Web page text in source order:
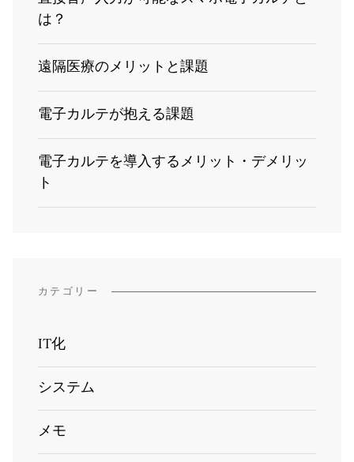
は？
遠隔医療のメリットと課題
電子カルテが抱える課題
電子カルテを導入するメリット・デメリッ
ト
カテゴリー
IT化
システム
メモ